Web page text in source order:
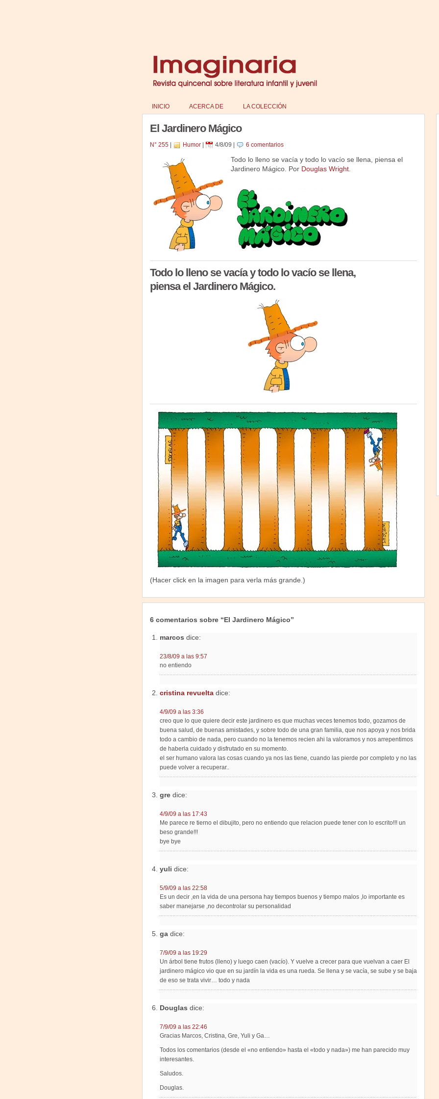
INICIO ACERCA DE LA COLECCIÓN
El Jardinero Mágico
N° 255| Humor| 4/8/09 6 comentarios
Todo lo lleno se vacía y todo lo vacío se llena, piensa el
Jardinero Mágico. Por Douglas Wright.
Todo lo lleno se vacía y todo lo vacío se llena,
piensa el Jardinero Mágico.
(Hacer click en la imagen para verla más grande.)
6 comentarios sobre “El Jardinero Mágico”
marcos dice:
23/8/09 a las 9:57
no entiendo
cristina revueltadice:
4/9/09 a las 3:36
creo que lo que quiere decir este jardinero es que muchas veces tenemos todo, gozamos de
buena salud, de buenas amistades, y sobre todo de una gran familia, que nos apoya y nos brida
todo a cambio de nada, pero cuando no la tenemos recien ahi la valoramos y nos arrepentimos
de haberla cuidado y disfrutado en su momento.
el ser humano valora las cosas cuando ya nos las tiene, cuando las pierde por completo y no las
puede volver a recuperar..
gredice:
4/9/09 a las 17:43
Me parece re tierno el dibujito, pero no entiendo que relacion puede tener con lo escrito!!! un
beso grande!!!
bye bye
yuli dice:
5/9/09 a las 22:58
Es un decir ,en la vida de una persona hay tiempos buenos y tiempo malos ,lo importante es
saber manejarse ,no decontrolar su personalidad
gadice:
7/9/09 a las 19:29
Un árbol tiene frutos (lleno) y luego caen (vacío). Y vuelve a crecer para que vuelvan a caer El
jardinero mágico vio que en su jardín la vida es una rueda. Se llena y se vacía, se sube y se baja
de eso se trata vivir… todo y nada
Douglas dice:
7/9/09 a las 22:46
Gracias Marcos, Cristina, Gre, Yuli y Ga…
Todos los comentarios (desde el «no entiendo» hasta el «todo y nada») me han parecido muy
interesantes.
Saludos.
Douglas.